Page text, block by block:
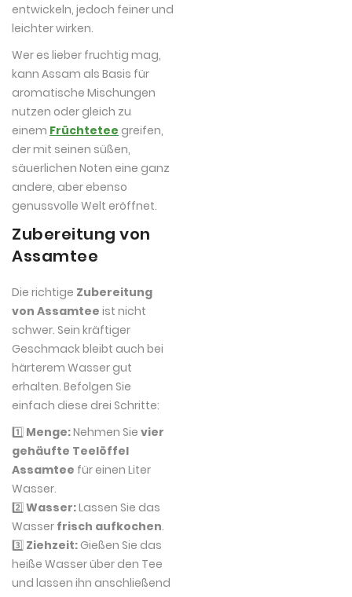
entwickeln, jedoch feiner und
leichter wirken.
Wer es lieber fruchtig mag,
kann Assam als Basis für
aromatische Mischungen
nutzen oder gleich zu
einem Früchtetee greifen,
der mit seinen süßen,
säuerlichen Noten eine ganz
andere, aber ebenso
genussvolle Welt eröffnet.
Zubereitung von
Assamtee
Die richtige Zubereitung
von Assamtee ist nicht
schwer. Sein kräftiger
Geschmack bleibt auch bei
härterem Wasser gut
erhalten. Befolgen Sie
einfach diese drei Schritte:
1️⃣ Menge:Nehmen Sie vier
gehäufte Teelöffel
Assamtee für einen Liter
Wasser.
2️⃣Wasser:Lassen Sie das
Wasser frisch aufkochen.
3️⃣ Ziehzeit: Gießen Sie das
heiße Wasser über den Tee
und lassen ihn anschließend